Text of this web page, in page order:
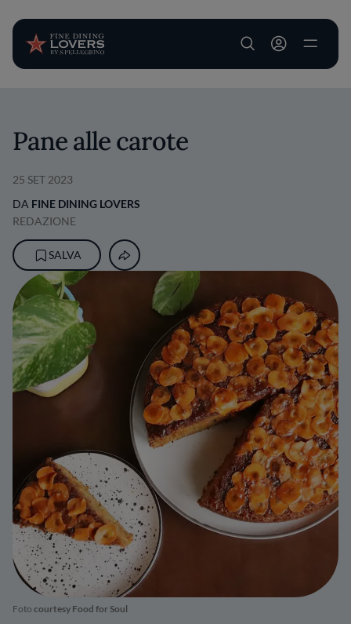
User account
Foto courtesy Food for Soul
Pane alle carote
25 SET 2023
DA FINE DINING LOVERS
REDAZIONE
SALVA